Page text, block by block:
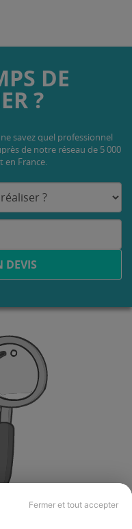
Fermer et tout accepter
DE
?
savez quel professionnel
de notre réseau de 5 000
en France.
DEVIS